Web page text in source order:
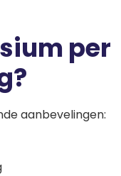
per
aanbevelingen: